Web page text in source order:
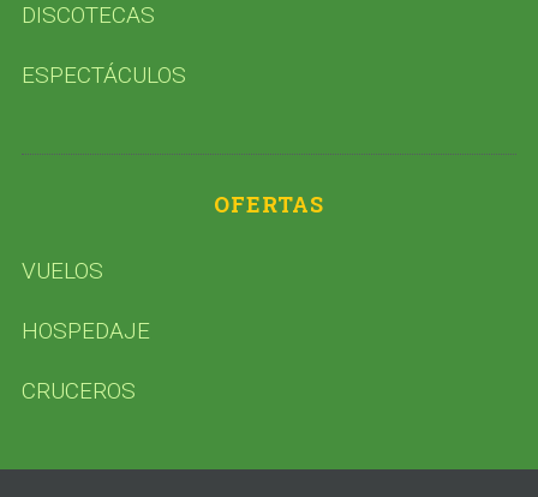
DISCOTECAS
ESPECTÁCULOS
OFERTAS
VUELOS
HOSPEDAJE
CRUCEROS